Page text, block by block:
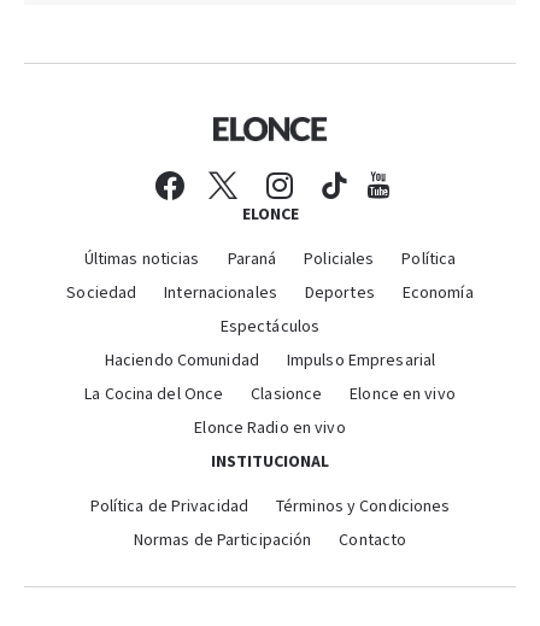
ELONCE
Últimas noticias Paraná Policiales
Política
Sociedad
Internacionales Deportes
Economía
Espectáculos
Haciendo Comunidad
Impulso Empresarial
La Cocina del Once
Clasionce
Elonce en vivo
Elonce Radio en vivo
INSTITUCIONAL
Política de Privacidad
Términos y Condiciones
Normas de Participación
Contacto